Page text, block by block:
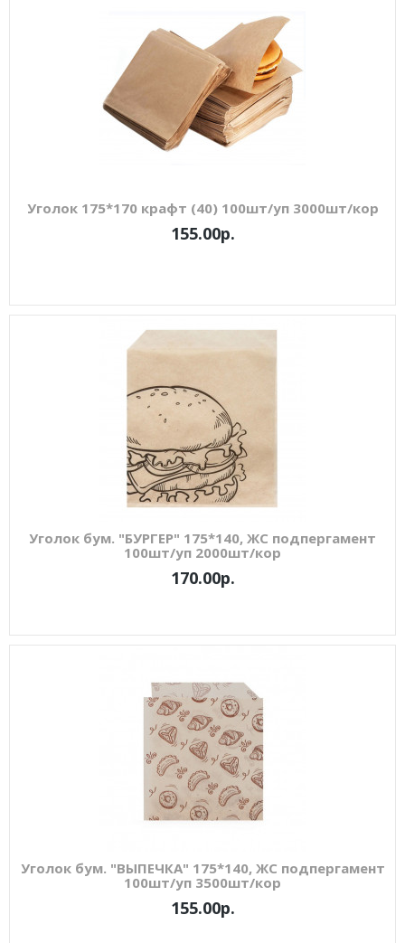
Уголок 175*170 крафт (40) 100шт/уп 3000шт/кор
155.00р.
Уголок бум. "БУРГЕР" 175*140, ЖС подпергамент
100шт/уп 2000шт/кор
170.00р.
Уголок бум. "ВЫПЕЧКА" 175*140, ЖС подпергамент
100шт/уп 3500шт/кор
155.00р.